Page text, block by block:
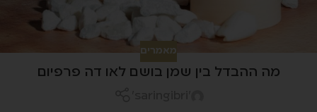
מאמרים
מה ההבדל בין שמן בושם לאו דה פרפיום